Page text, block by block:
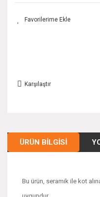
Karşılaştır
ÜRÜN BILGISI
Bu ürün, seramik ile kot